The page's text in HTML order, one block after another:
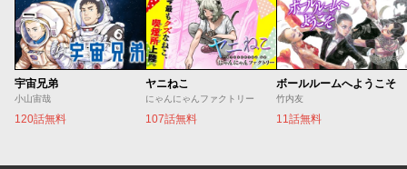
宇宙兄弟
小山宙哉
120話無料
ヤニねこ
にゃんにゃんファクトリー
107話無料
ボールルームへようこそ
竹内友
11話無料